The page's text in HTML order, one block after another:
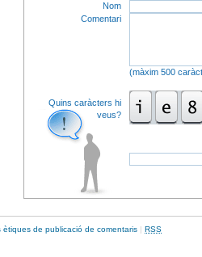
Nom
Comentari
(màxim 500
Quins caràcters hi
veus?
ètiques de publicació de comentaris | RSS